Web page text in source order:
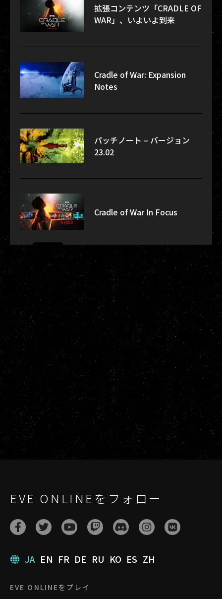
拡張コンテンツ「CRADLE OF
WAR」、いよいよ到来
Cradle of War: Expansion
Notes
パッチノート – バージョン
23.02
Cradle of War In Focus
EVE ONLINEをフォロー
JA EN FR DE RU KO ES ZH
EVE ONLINEをプレイ